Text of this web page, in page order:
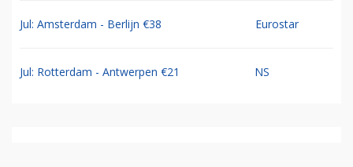
Jul: Amsterdam - Berlijn €38 Eurostar
Jul: Rotterdam - Antwerpen €21 NS